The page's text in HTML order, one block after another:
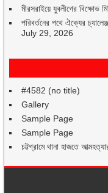
মীরসরাইয়ে যুবলীগের বিক্ষোভ
পরিবর্তনের পথে ঐক্যের
July 29, 2026
#4582 (no title)
Gallery
Sample Page
Sample Page
চট্টগ্রামে থানা হাজতে